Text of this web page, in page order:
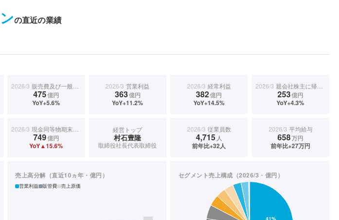
の直近の業績
2026/3 販売費及び一般管理費
475億円
YoY+5.6%
2026/3 営業利益
363億円
YoY+11.2%
2026/3 経常利益
382億円
YoY+14.5%
2026/3 親会社株主に帰属する当期純利益
253億円
YoY+4.3%
2026/3 現金同等物期末残高
749億円
YoY▲15.6%
経営トップ
村石豊隆
取締役社長代表取締役
2026/3 従業員数
4,715 人
前年比+32人
2026/3 平均給与
658万円
前年比+27万円
売上高分解（直近10ヵ年・億円）
営業利益 販管費 売上原価
セグメント売上構成（2026/3・億円）